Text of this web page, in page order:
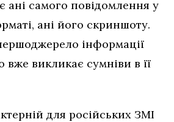
ані самого повідомлення у
ані його скриншоту.
інформації
вже викликає сумніви в її
для російських ЗМІ